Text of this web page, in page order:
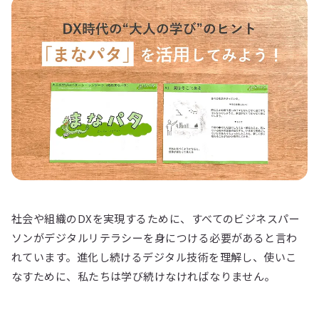
社会や組織のDXを実現するために、すべてのビジネスパー
ソンがデジタルリテラシーを身につける必要があると言わ
れています。進化し続けるデジタル技術を理解し、使いこ
なすために、私たちは学び続けなければなりません。